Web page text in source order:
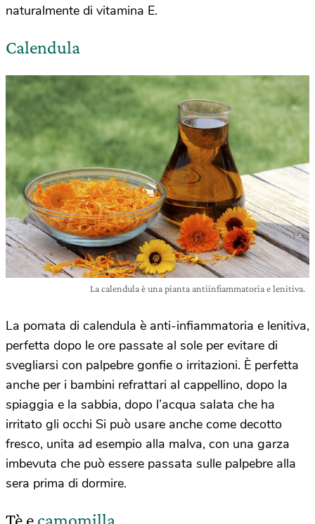
naturalmente di vitamina E.
Calendula
La calendula è una pianta antiinfiammatoria e lenitiva.
La pomata di calendula è anti-infiammatoria e lenitiva,
perfetta dopo le ore passate al sole per evitare di
svegliarsi con palpebre gonfie o irritazioni. È perfetta
anche per i bambini refrattari al cappellino, dopo la
spiaggia e la sabbia, dopo l’acqua salata che ha
irritato gli occhi Si può usare anche come decotto
fresco, unita ad esempio alla malva, con una garza
imbevuta che può essere passata sulle palpebre alla
sera prima di dormire.